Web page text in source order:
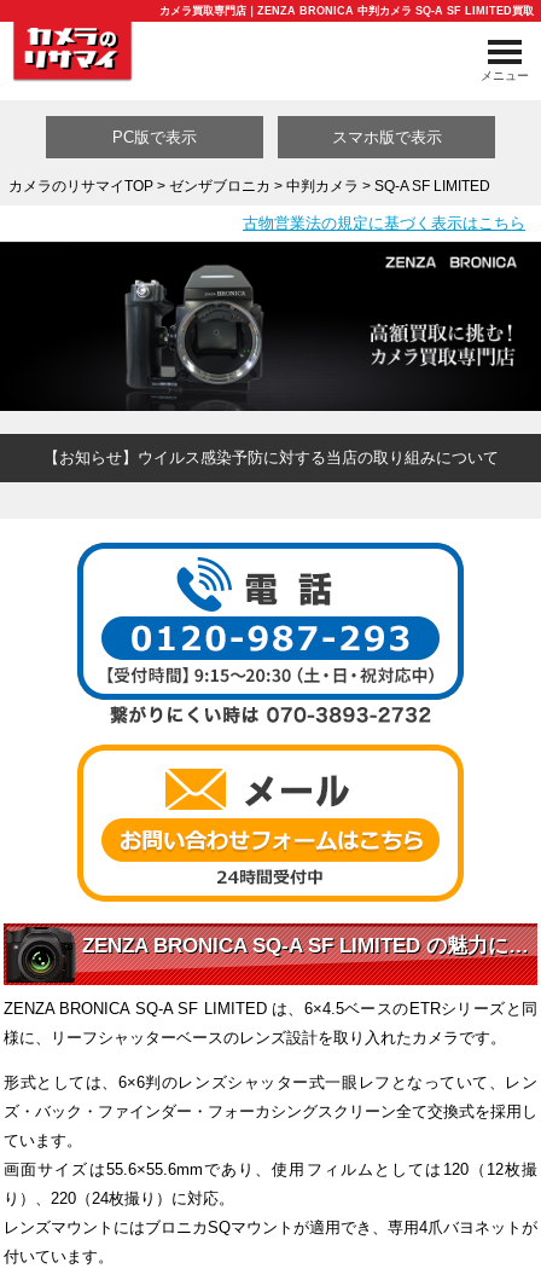
カメラ買取専門店｜ZENZA BRONICA 中判カメラ SQ-A SF LIMITED買取
メニュー
買取カテゴリ一覧
PC版で表示 スマホ版で表示
カメラのリサマイTOP> ゼンザブロニカ > 中判カメラ > SQ-A SF LIMITED
古物営業法の規定に基づく表示はこちら
【お知らせ】ウイルス感染予防に対する当店の取り組みについて
ZENZA BRONICA SQ-A SF LIMITED の魅力に迫る
ZENZA BRONICA SQ-A SF LIMITED は、6×4.5ベースのETRシリーズと同
様に、リーフシャッターベースのレンズ設計を取り入れたカメラです。
形式としては、6×6判のレンズシャッター式一眼レフとなっていて、レン
ズ・バック・ファインダー・フォーカシングスクリーン全て交換式を採用し
ています。
画面サイズは55.6×55.6mmであり、使用フィルムとしては120（12枚撮
り）、220（24枚撮り）に対応。
レンズマウントにはブロニカSQマウントが適用でき、専用4爪バヨネットが
付いています。